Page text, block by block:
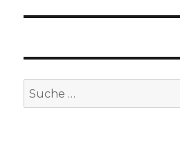
Suche
nach: